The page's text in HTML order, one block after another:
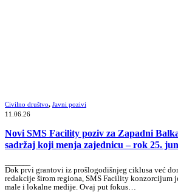
Civilno društvo, Javni pozivi
11.06.26
Novi SMS Facility poziv za Zapadni
sadržaj koji menja zajednicu – rok 25. jun
Dok prvi grantovi iz prošlogodišnjeg ciklusa već
redakcije širom regiona, SMS Facility konzorcijum
male i lokalne medije. Ovaj put fokus…